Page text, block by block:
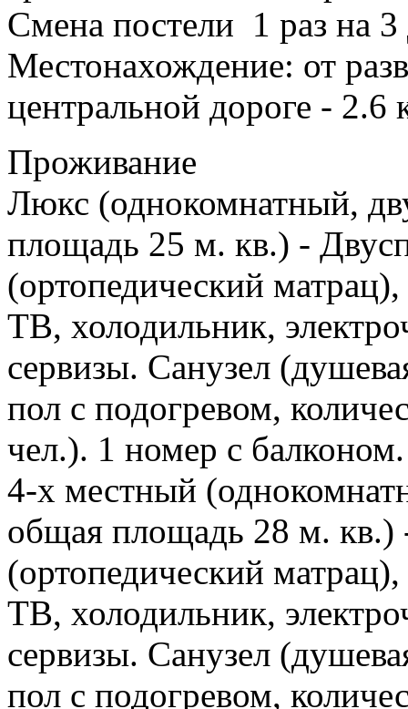
Смена постели 1 раз на
Местонахождение: от
центральной дороге - 2.6
Проживание
Люкс (однокомнатный,
площадь 25 м. кв.) -
(ортопедический
ТВ, холодильник,
сервизы. Санузел
пол с подогревом,
чел.). 1 номер с балконом.
4-х местный
общая площадь 28 м. кв.)
(ортопедический
ТВ, холодильник,
сервизы. Санузел
пол с подогревом,